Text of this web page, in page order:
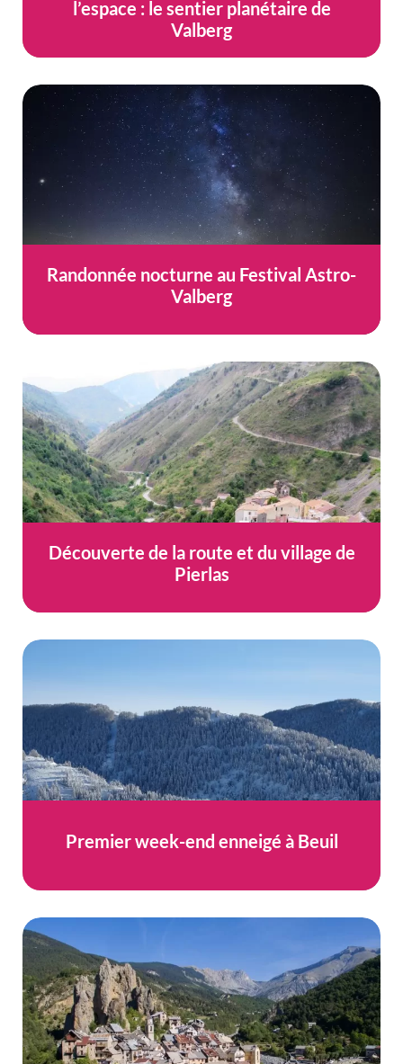
l’espace : le sentier planétaire de
Valberg
Randonnée nocturne au Festival Astro-
Valberg
Découverte de la route et du village de
Pierlas
Premier week-end enneigé à Beuil